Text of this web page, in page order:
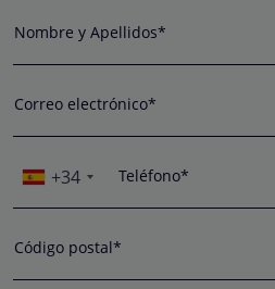
Nombre y Apellidos*
Correo electrónico*
+34 Teléfono*
Código postal*